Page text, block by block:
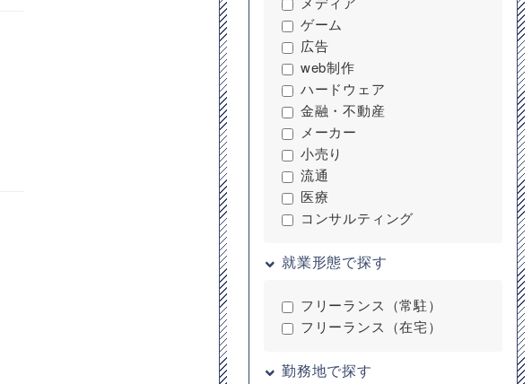
ゲーム
広告
web制作
ハードウェア
金融・不動産
メーカー
小売り
流通
医療
コンサルティング
就業形態で探す
フリーランス（常駐）
フリーランス（在宅）
勤務地で探す